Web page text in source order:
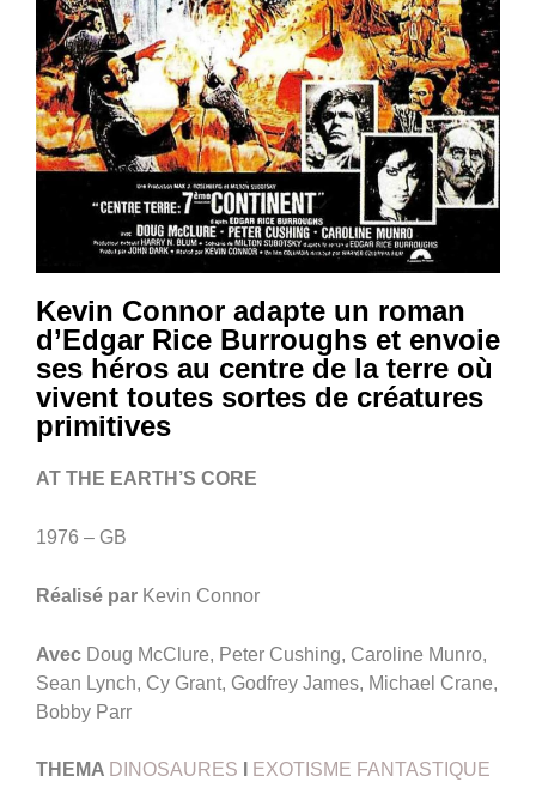
Kevin Connor adapte un roman
d’Edgar Rice Burroughs et envoie
ses héros au centre de la terre où
vivent toutes sortes de créatures
primitives
AT THE EARTH’S CORE
1976 – GB
Réalisé par Kevin Connor
Avec Doug McClure, Peter Cushing, Caroline Munro,
Sean Lynch, Cy Grant, Godfrey James, Michael Crane,
Bobby Parr
THEMA DINOSAURES EXOTISME FANTASTIQUE